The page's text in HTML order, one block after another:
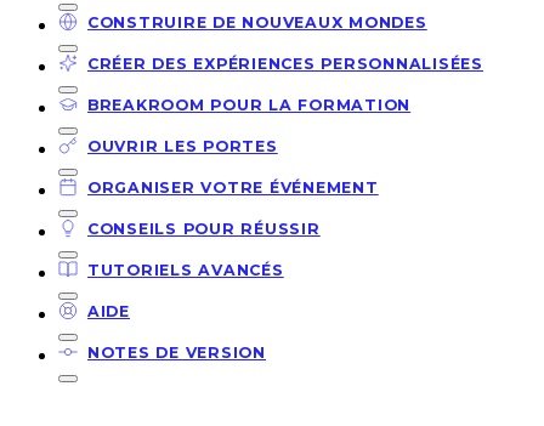
CONSTRUIRE DE NOUVEAUX MONDES
CRÉER DES EXPÉRIENCES PERSONNALISÉES
BREAKROOM POUR LA FORMATION
OUVRIR LES PORTES
ORGANISER VOTRE ÉVÉNEMENT
CONSEILS POUR RÉUSSIR
TUTORIELS AVANCÉS
AIDE
NOTES DE VERSION